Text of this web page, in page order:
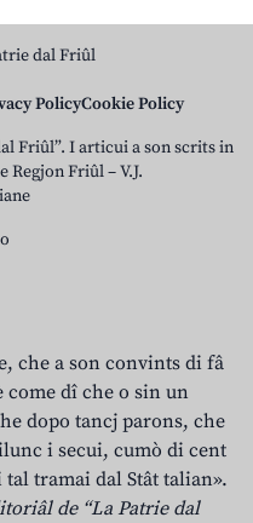
dal Friûl
PolicyCookie Policy
Friûl”. I articui a son scrits in
Regjon Friûl – V.J.
che a son convints di fâ
come dî che o sin un
dopo tancj parons, che
i secui, cumò di cent
tramai dal Stât talian».
de “La Patrie dal